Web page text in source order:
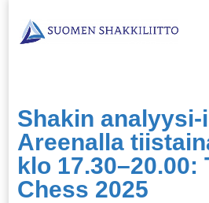
Shakin analyysi-
Areenalla
klo 17.30–20.00:
Chess 2025